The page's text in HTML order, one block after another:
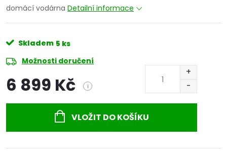
domácí vodárna Detailní informace
Skladem 5 ks
Možnosti doručení
6 899 Kč i
VLOŽIT DO KOŠÍKU